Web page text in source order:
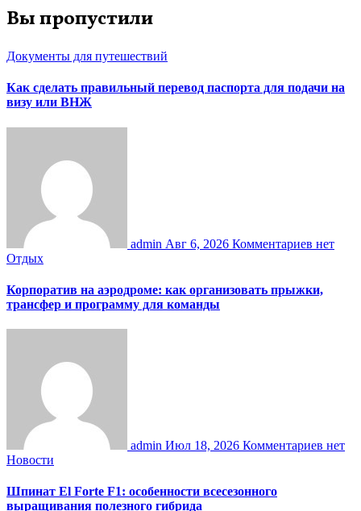
Вы пропустили
Документы для путешествий
Как сделать правильный перевод паспорта для подачи на
визу или ВНЖ
admin Авг 6, 2026 Комментариев нет
Отдых
Корпоратив на аэродроме: как организовать прыжки,
трансфер и программу для команды
admin Июл 18, 2026 Комментариев нет
Новости
Шпинат El Forte F1: особенности всесезонного
выращивания полезного гибрида